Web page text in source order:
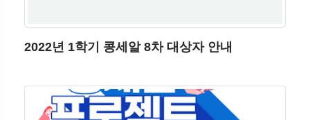
2022년 1학기 콩세알 8차 대상자 안내